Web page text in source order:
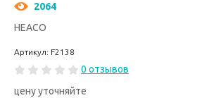
2064
HEACO
Артикул: F2138
0 отзывов
цену уточняйте